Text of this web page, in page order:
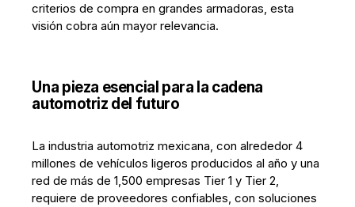
criterios de compra en grandes armadoras, esta
visión cobra aún mayor relevancia.
Una pieza esencial para la cadena
automotriz del futuro
La industria automotriz mexicana, con alrededor 4
millones de vehículos ligeros producidos al año y una
red de más de 1,500 empresas Tier 1 y Tier 2,
requiere de proveedores confiables, con soluciones